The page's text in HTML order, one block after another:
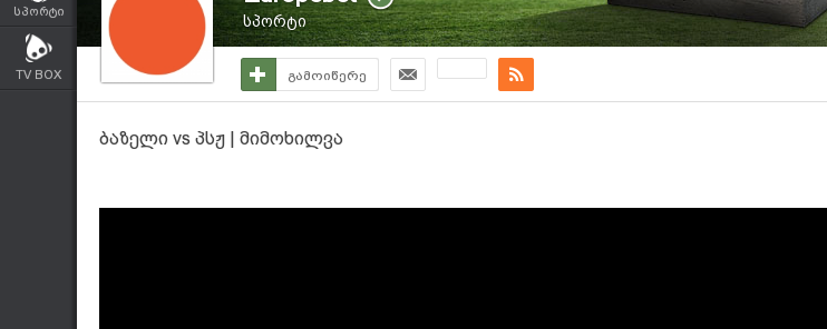
სპორტი
TV BOX
სპორტი
გამოიწერე
ბაზელი vs პსჟ | მიმოხილვა